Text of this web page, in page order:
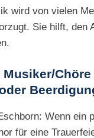
wird von vielen
Sie hilft, den
Musiker/
Wenn ein
für eine